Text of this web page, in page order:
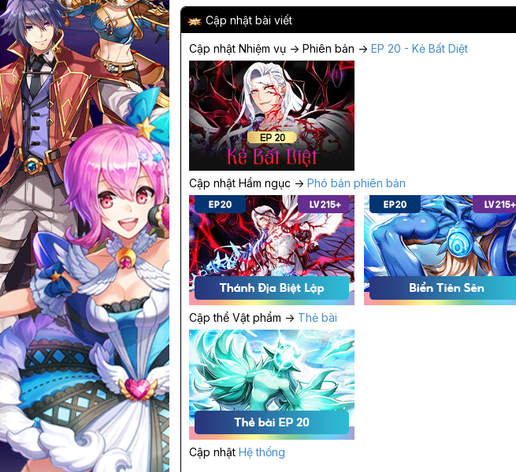
Cập nhật bài viết
Cập nhật Nhiệm vụ -> Phiên bản -> EP 20 - Kẻ Bất Diệt
Cập nhật Hầm ngục -> Phó bản phiên bản
Cập thể Vật phẩm -> Thẻ bài
Cập nhật Hệ thống